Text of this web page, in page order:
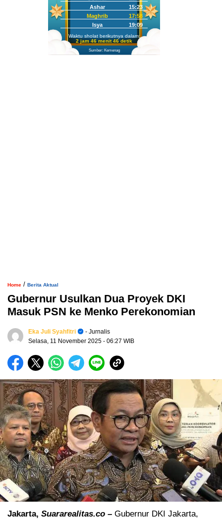
Ashar
15:23
Maghrib
17:58
Isya
19:09
Waktu sholat berikutnya dalam:
2 jam 46 menit 44 detik
Sumber: Kemenag
Home / Berita Aktual
Gubernur Usulkan Dua Proyek DKI
Masuk PSN ke Menko Perekonomian
Eka Juli Syahfitri
- Jurnalis
Selasa, 11 November 2025 - 06:27 WIB
Jakarta, Suararealitas.co – Gubernur DKI Jakarta,